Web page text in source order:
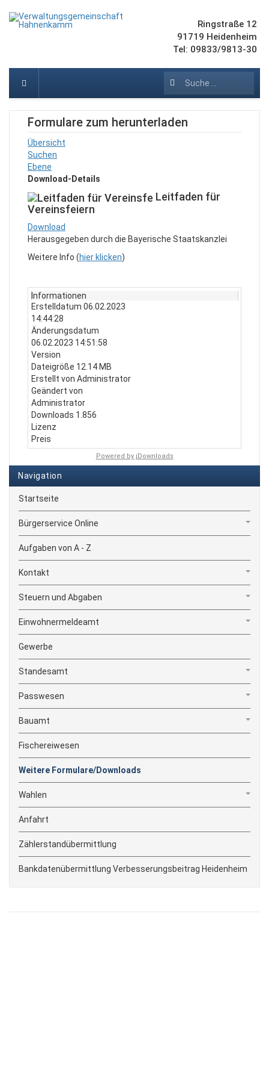
Ringstraße 12
91719 Heidenheim
Tel: 09833/9813-30
Suchen
Formulare zum herunterladen
Übersicht
Suchen
Ebene
Download-Details
Leitfaden für
Vereinsfeiern
Download
Herausgegeben durch die Bayerische Staatskanzlei
Weitere Info (hier klicken)
Informationen
Erstelldatum 06.02.2023
14:44:28
Änderungsdatum
06.02.2023 14:51:58
Version
Dateigröße 12.14 MB
Erstellt von Administrator
Geändert von
Administrator
Downloads 1.856
Lizenz
Preis
Powered by jDownloads
Navigation
Startseite
Bürgerservice Online
Aufgaben von A - Z
Kontakt
Steuern und Abgaben
Einwohnermeldeamt
Gewerbe
Standesamt
Passwesen
Bauamt
Fischereiwesen
Weitere Formulare/Downloads
Wahlen
Anfahrt
Zählerstandübermittlung
Bankdatenübermittlung Verbesserungsbeitrag Heidenheim